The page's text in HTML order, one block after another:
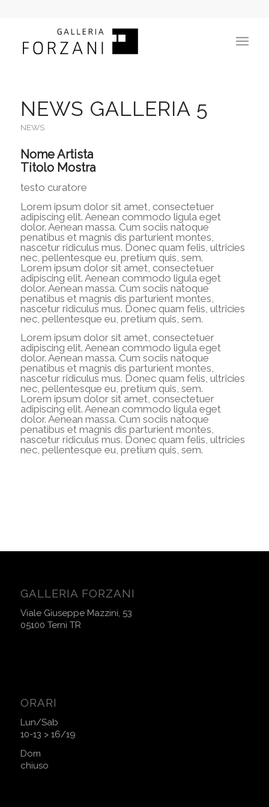
NEWS GALLERIA 5
NEWS
Nome Artista
Titolo Mostra
testo curatore
Lorem ipsum dolor sit amet, consectetuer
adipiscing elit. Aenean commodo ligula eget
dolor. Aenean massa. Cum sociis natoque
penatibus et magnis dis parturient montes,
nascetur ridiculus mus. Donec quam felis, ultricies
nec, pellentesque eu, pretium quis, sem.
Lorem ipsum dolor sit amet, consectetuer
adipiscing elit. Aenean commodo ligula eget
dolor. Aenean massa. Cum sociis natoque
penatibus et magnis dis parturient montes,
nascetur ridiculus mus. Donec quam felis, ultricies
nec, pellentesque eu, pretium quis, sem.
Lorem ipsum dolor sit amet, consectetuer
adipiscing elit. Aenean commodo ligula eget
dolor. Aenean massa. Cum sociis natoque
penatibus et magnis dis parturient montes,
nascetur ridiculus mus. Donec quam felis, ultricies
nec, pellentesque eu, pretium quis, sem.
Lorem ipsum dolor sit amet, consectetuer
adipiscing elit. Aenean commodo ligula eget
dolor. Aenean massa. Cum sociis natoque
penatibus et magnis dis parturient montes,
nascetur ridiculus mus. Donec quam felis, ultricies
nec, pellentesque eu, pretium quis, sem.
GALLERIA FORZANI
Viale Giuseppe Mazzini, 53
05100 Terni TR
ORARI
Lun/Sab
10-13 > 16/19
Dom
chiuso